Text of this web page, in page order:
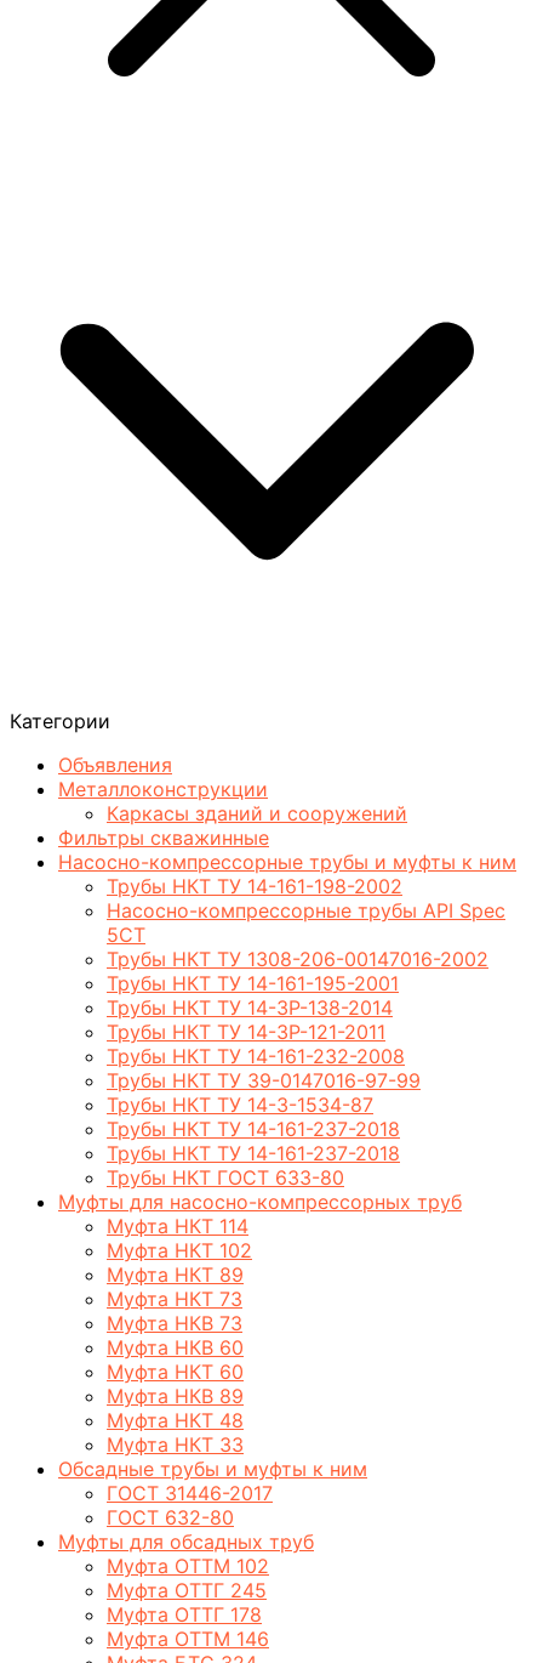
Категории
Объявления
Металлоконструкции
Каркасы зданий и сооружений
Фильтры скважинные
Насосно-компрессорные трубы и муфты к ним
Трубы НКТ ТУ 14-161-198-2002
Насосно-компрессорные трубы API Spec
5CT
Трубы НКТ ТУ 1308-206-00147016-2002
Трубы НКТ ТУ 14-161-195-2001
Трубы НКТ ТУ 14-3Р-138-2014
Трубы НКТ ТУ 14-3Р-121-2011
Трубы НКТ ТУ 14-161-232-2008
Трубы НКТ ТУ 39-0147016-97-99
Трубы НКТ ТУ 14-3-1534-87
Трубы НКТ ТУ 14-161-237-2018
Трубы НКТ ТУ 14-161-237-2018
Трубы НКТ ГОСТ 633-80
Муфты для насосно-компрессорных труб
Муфта НКТ 114
Муфта НКТ 102
Муфта НКТ 89
Муфта НКТ 73
Муфта НКВ 73
Муфта НКВ 60
Муфта НКТ 60
Муфта НКВ 89
Муфта НКТ 48
Муфта НКТ 33
Обсадные трубы и муфты к ним
ГОСТ 31446-2017
ГОСТ 632-80
Муфты для обсадных труб
Муфта ОТТМ 102
Муфта ОТТГ 245
Муфта ОТТГ 178
Муфта ОТТМ 146